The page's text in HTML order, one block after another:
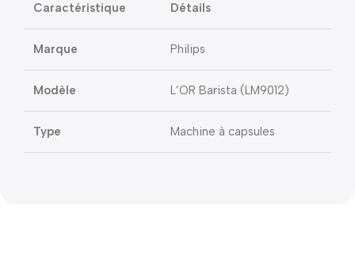
Caractéristique Détails
Marque Philips
Modèle L’OR Barista (LM9012)
Type Machine à capsules